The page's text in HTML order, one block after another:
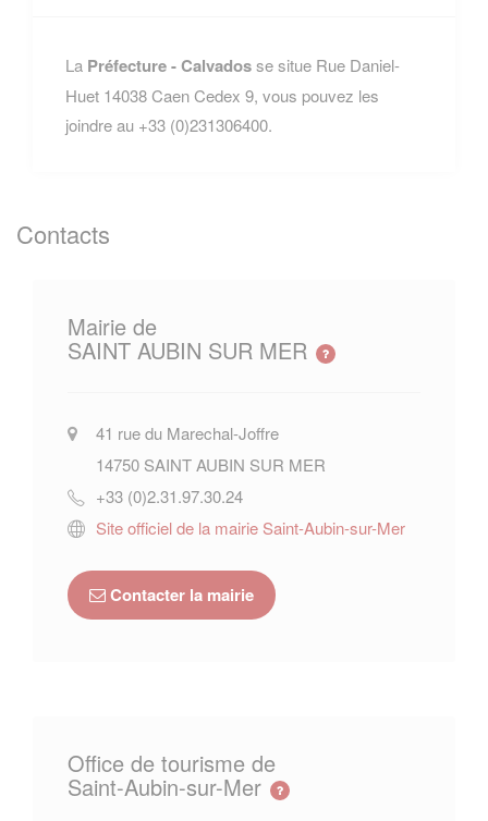
La Préfecture - Calvadosse situe Rue Daniel-
Huet 14038 Caen Cedex 9, vous pouvez les
joindre au +33 (0)231306400.
Contacts
Mairie de
SAINT AUBIN SUR MER
41 rue du Marechal-Joffre
14750 SAINT AUBIN SUR MER
+33 (0)2.31.97.30.24
Site officiel de la mairie Saint-Aubin-sur-Mer
Contacter la mairie
Office de tourisme de
Saint-Aubin-sur-Mer